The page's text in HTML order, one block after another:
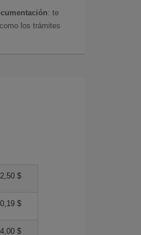
: te
los trámites
$
$
4,00 $